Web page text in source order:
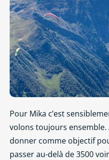
Pour Mika c’est
volons toujours ensemble.
donner comme objectif
passer au-delà de 3500